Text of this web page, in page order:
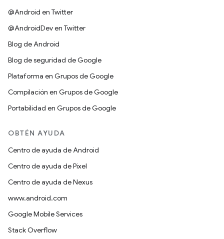
@Android en Twitter
@AndroidDev en Twitter
Blog de Android
Blog de seguridad de Google
Plataforma en Grupos de Google
Compilación en Grupos de Google
Portabilidad en Grupos de Google
OBTÉN AYUDA
Centro de ayuda de Android
Centro de ayuda de Pixel
Centro de ayuda de Nexus
www.android.com
Google Mobile Services
Stack Overflow